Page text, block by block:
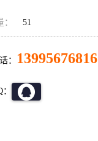
51
： 13995676816